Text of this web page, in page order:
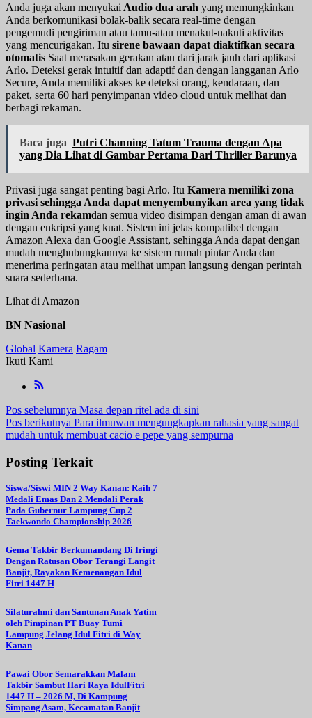
Anda juga akan menyukai Audio dua arah yang memungkinkan
Anda berkomunikasi bolak-balik secara real-time dengan
pengemudi pengiriman atau tamu-atau menakut-nakuti aktivitas
yang mencurigakan. Itu sirene bawaan dapat diaktifkan secara
otomatis Saat merasakan gerakan atau dari jarak jauh dari aplikasi
Arlo. Deteksi gerak intuitif dan adaptif dan dengan langganan Arlo
Secure, Anda memiliki akses ke deteksi orang, kendaraan, dan
paket, serta 60 hari penyimpanan video cloud untuk melihat dan
berbagi rekaman.
Baca juga Putri Channing Tatum Trauma dengan Apa
yang Dia Lihat di Gambar Pertama Dari Thriller Barunya
Privasi juga sangat penting bagi Arlo. Itu Kamera memiliki zona
privasi sehingga Anda dapat menyembunyikan area yang tidak
ingin Anda rekamdan semua video disimpan dengan aman di awan
dengan enkripsi yang kuat. Sistem ini jelas kompatibel dengan
Amazon Alexa dan Google Assistant, sehingga Anda dapat dengan
mudah menghubungkannya ke sistem rumah pintar Anda dan
menerima peringatan atau melihat umpan langsung dengan perintah
suara sederhana.
Lihat di Amazon
BN Nasional
Global Kamera Ragam
Ikuti Kami
Navigasi
pos
Pos sebelumnya Masa depan ritel ada di sini
Pos berikutnya Para ilmuwan mengungkapkan rahasia yang sangat
mudah untuk membuat cacio e pepe yang sempurna
Posting Terkait
Siswa/Siswi MIN 2 Way Kanan: Raih 7
Medali Emas Dan 2 Mendali Perak
Pada Gubernur Lampung Cup 2
Taekwondo Championship 2026
Gema Takbir Berkumandang Di Iringi
Dengan Ratusan Obor Terangi Langit
Banjit, Rayakan Kemenangan Idul
Fitri 1447 H
Silaturahmi dan Santunan Anak Yatim
oleh Pimpinan PT Buay Tumi
Lampung Jelang Idul Fitri di Way
Kanan
Pawai Obor Semarakkan Malam
Takbir Sambut Hari Raya IdulFitri
1447 H – 2026 M, Di Kampung
Simpang Asam, Kecamatan Banjit